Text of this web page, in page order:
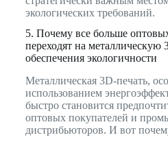
экологических требований.
5. Почему все больше
переходят на металлическую
обеспечения экологичности
Металлическая 3D-печать,
использованием
быстро становится
оптовых покупателей и
дистрибьюторов. И вот